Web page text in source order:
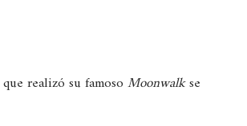
realizó su famoso Moonwalkse